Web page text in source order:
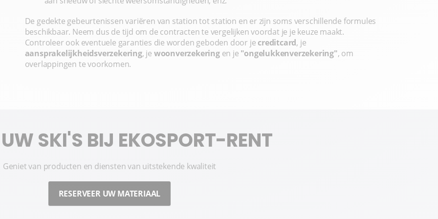
De gedekte gebeurtenissen variëren van station tot station en er zijn soms verschillende formules
beschikbaar. Neem dus de tijd om de contracten te vergelijken voordat je je keuze maakt.
Controleer ook eventuele garanties die worden geboden door je creditcard, je
aansprakelijkheidsverzekering, je woonverzekeringen je "ongelukkenverzekering", om
overlappingen te voorkomen.
SKI'S BIJ EKOSPORT-RENT
Geniet van producten en diensten van uitstekende kwaliteit
RESERVEER UW MATERIAAL